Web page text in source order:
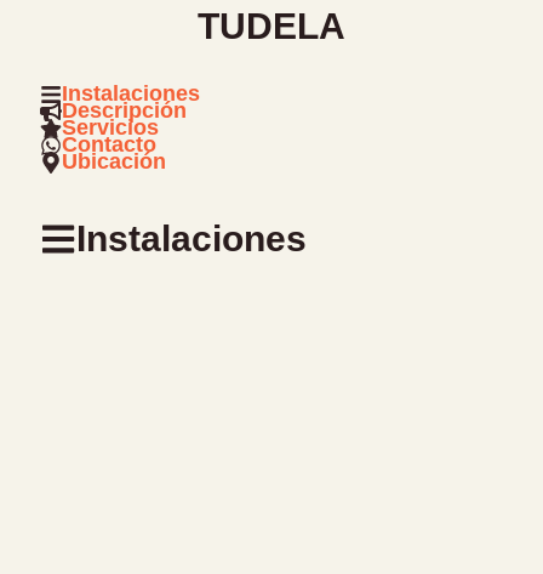
TUDELA
Instalaciones
Descripción
Servicios
Contacto
Ubicación
Instalaciones